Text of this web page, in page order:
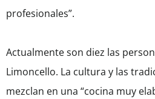
profesionales”.
Actualmente son diez las
Limoncello. La cultura y las
mezclan en una “cocina muy